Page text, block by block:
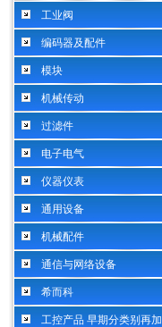
工业阀
编码器及配件
模块
机械传动
过滤件
电子电气
仪器仪表
通用设备
机械配件
通信与网络设备
希而科
工控产品 早期分类别再加